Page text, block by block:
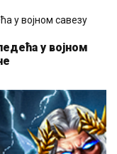
у војном